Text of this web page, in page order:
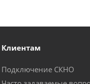
Клиентам
Подключение СКНО